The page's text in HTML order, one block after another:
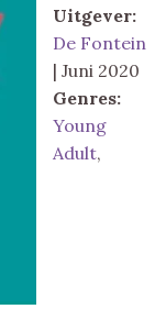
Uitgever:
De Fontein
| Juni 2020
Genres:
Young
Adult,